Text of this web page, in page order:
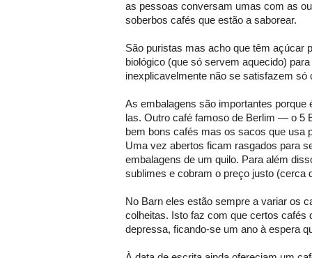
as pessoas conversam umas com as
soberbos cafés que estão a saborear.
São puristas mas acho que têm açúcar
biológico (que só servem aquecido)
inexplicavelmente não se satisfazem só
As embalagens são importantes porque
las. Outro café famoso de Berlim — o 5
bem bons cafés mas os sacos que usa
Uma vez abertos ficam rasgados para
embalagens de um quilo. Para além
sublimes e cobram o preço justo (cerca
No Barn eles estão sempre a variar os
colheitas. Isto faz com que certos cafés
depressa, ficando-se um ano à espera